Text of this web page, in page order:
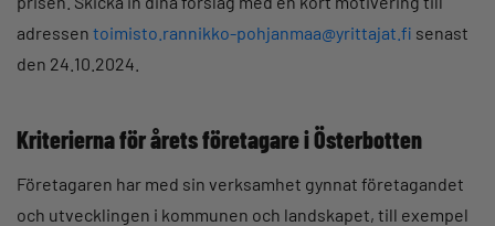
adressen toimisto.rannikko-pohjanmaa@yrittajat.fi senast
den 24.10.2024.
Kriterierna för årets företagare i Österbotten
Företagaren har med sin verksamhet gynnat företagandet
och utvecklingen i kommunen och landskapet, till exempel